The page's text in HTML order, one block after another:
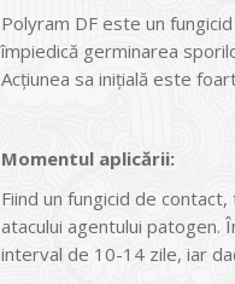
Polyram DF este un
împiedică germinarea
Acţiunea sa iniţială este
Momentul aplicării:
Fiind un fungicid de
atacului agentului patogen.
interval de 10-14 zile, iar